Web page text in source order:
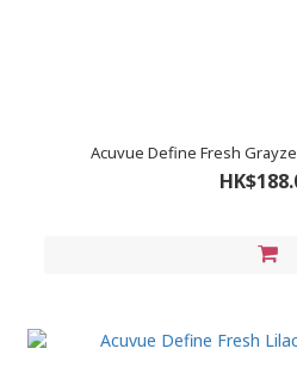
Acuvue Define Fresh